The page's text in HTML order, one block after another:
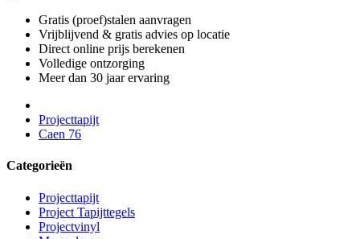
Gratis (proef)stalen aanvragen
Vrijblijvend & gratis advies op locatie
Direct online prijs berekenen
Volledige ontzorging
Meer dan 30 jaar ervaring
Projecttapijt
Caen 76
Categorieën
Projecttapijt
Project Tapijttegels
Projectvinyl